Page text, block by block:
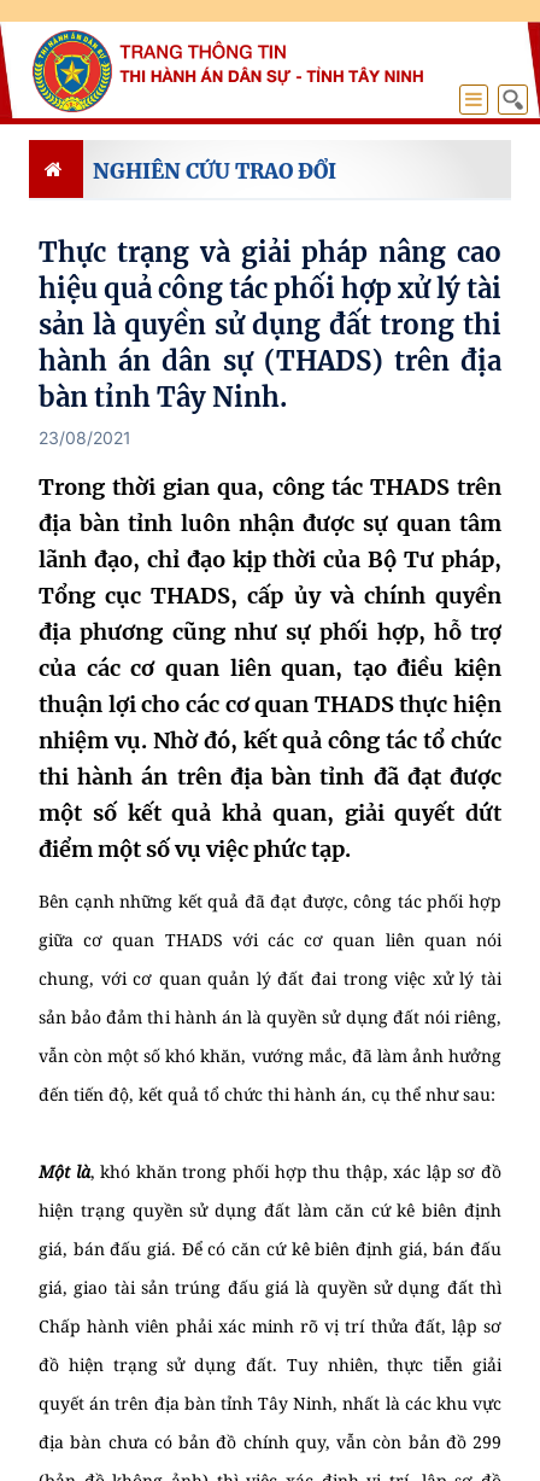
NGHIÊN CỨU TRAO ĐỔI
Thực trạng và giải pháp nâng cao
hiệu quả công tác phối hợp xử lý tài
sản là quyền sử dụng đất trong thi
hành án dân sự (THADS) trên địa
bàn tỉnh Tây Ninh.
23/08/2021
Trong thời gian qua, công tác THADS trên
địa bàn tỉnh luôn nhận được sự quan tâm
lãnh đạo, chỉ đạo kịp thời của Bộ Tư pháp,
Tổng cục THADS, cấp ủy và chính quyền
địa phương cũng như sự phối hợp, hỗ trợ
của các cơ quan liên quan, tạo điều kiện
thuận lợi cho các cơ quan THADS thực hiện
nhiệm vụ. Nhờ đó, kết quả công tác tổ chức
thi hành án trên địa bàn tỉnh đã đạt được
một số kết quả khả quan, giải quyết dứt
điểm một số vụ việc phức tạp.
Bên cạnh những kết quả đã đạt được, công tác phối hợp
giữa cơ quan THADS với các cơ quan liên quan nói
chung, với cơ quan quản lý đất đai trong việc xử lý tài
sản bảo đảm thi hành án là quyền sử dụng đất nói riêng,
vẫn còn một số khó khăn, vướng mắc, đã làm ảnh hưởng
đến tiến độ, kết quả tổ chức thi hành án, cụ thể như sau:
Một là, khó khăn trong phối hợp thu thập, xác lập sơ đồ
hiện trạng quyền sử dụng đất làm căn cứ kê biên định
giá, bán đấu giá. Để có căn cứ kê biên định giá, bán đấu
giá, giao tài sản trúng đấu giá là quyền sử dụng đất thì
Chấp hành viên phải xác minh rõ vị trí thửa đất, lập sơ
đồ hiện trạng sử dụng đất. Tuy nhiên, thực tiễn giải
quyết án trên địa bàn tỉnh Tây Ninh, nhất là các khu vực
địa bàn chưa có bản đồ chính quy, vẫn còn bản đồ 299